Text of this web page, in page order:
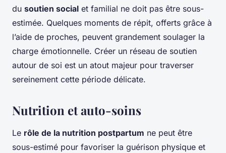
du soutien social et familial ne doit pas être sous-
estimée. Quelques moments de répit, offerts grâce à
l’aide de proches, peuvent grandement soulager la
charge émotionnelle. Créer un réseau de soutien
autour de soi est un atout majeur pour traverser
sereinement cette période délicate.
Nutrition et auto-soins
Le rôle de la nutrition postpartum ne peut être
sous-estimé pour favoriser la guérison physique et